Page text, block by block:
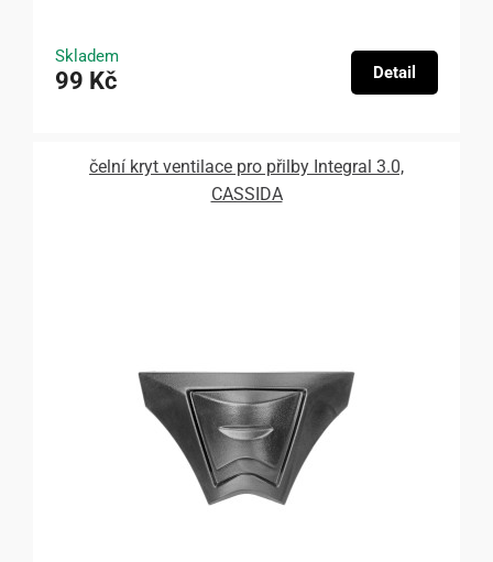
Skladem
99 Kč Detail
čelní kryt ventilace pro přilby Integral 3.0,
CASSIDA